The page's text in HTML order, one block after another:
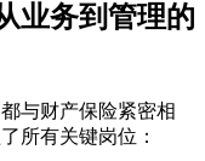
业务到管理的
与财产保险紧密相
所有关键岗位：